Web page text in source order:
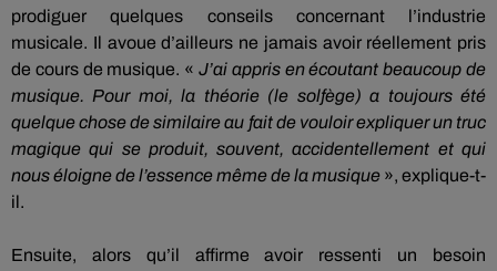
prodiguer quelques conseils concernant l’industrie
musicale. Il avoue d’ailleurs ne jamais avoir réellement pris
de cours de musique. «J’ai appris en écoutant beaucoup de
musique. Pour moi, la théorie (le solfège) a toujours été
quelque chose de similaire au fait de vouloir expliquer un truc
magique qui se produit, souvent, accidentellement et qui
nous éloigne de l’essence même de la musique », explique-t-
il.
Ensuite, alors qu’il affirme avoir ressenti un besoin